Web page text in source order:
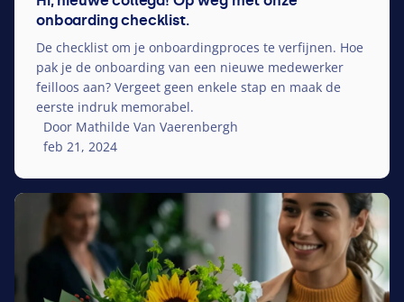
onboarding checklist.
De checklist om je onboardingproces te verfijnen. Hoe
pak je de onboarding van een nieuwe medewerker
feilloos aan? Vergeet geen enkele stap en maak de
eerste indruk memorabel.
Door Mathilde Van Vaerenbergh
feb 21, 2024